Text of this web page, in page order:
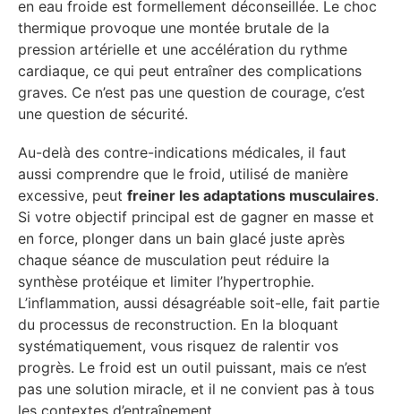
en eau froide est formellement déconseillée. Le choc
thermique provoque une montée brutale de la
pression artérielle et une accélération du rythme
cardiaque, ce qui peut entraîner des complications
graves. Ce n’est pas une question de courage, c’est
une question de sécurité.
Au-delà des contre-indications médicales, il faut
aussi comprendre que le froid, utilisé de manière
excessive, peut freiner les adaptations musculaires.
Si votre objectif principal est de gagner en masse et
en force, plonger dans un bain glacé juste après
chaque séance de musculation peut réduire la
synthèse protéique et limiter l’hypertrophie.
L’inflammation, aussi désagréable soit-elle, fait partie
du processus de reconstruction. En la bloquant
systématiquement, vous risquez de ralentir vos
progrès. Le froid est un outil puissant, mais ce n’est
pas une solution miracle, et il ne convient pas à tous